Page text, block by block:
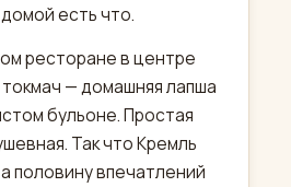
есть что.
ресторане в центре
— домашняя лапша
бульоне. Простая
Так что Кремль
половину впечатлений